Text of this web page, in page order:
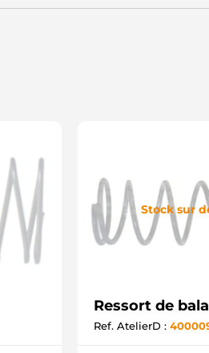
Stock sur
Ressort de
Ref. AtelierD :